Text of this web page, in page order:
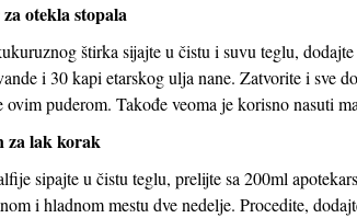
otekla stopala
štirka sijajte u čistu i suvu teglu,
i 30 kapi etarskog ulja nane. Zatvorite i sve
ovim puderom. Takođe veoma je korisno nasuti
za lak korak
sipajte u čistu teglu, prelijte sa 200ml
i hladnom mestu dve nedelje. Procedite,